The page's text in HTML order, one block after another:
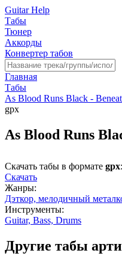
Guitar Help
Табы
Тюнер
Аккорды
Конвертер табов
Главная
Табы
As Blood Runs Black -
gpx
As Blood Runs
Скачать табы в формате gpx:
Скачать
Жанры:
Дэткор, мелодичный
Инструменты:
Guitar, Bass, Drums
Другие табы